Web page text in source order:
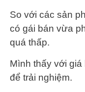
So với các sản
có gái bán vừa
quá thấp.
Mình thấy với
để trải nghiệm.